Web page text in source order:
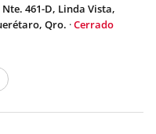
461-D, Linda Vista,
Qro. ·Cerrado